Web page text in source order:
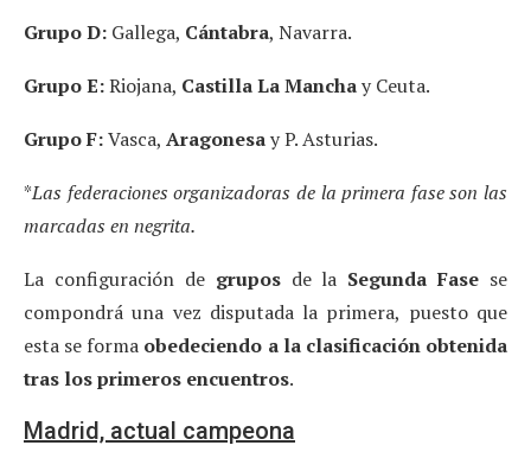
Grupo D: Gallega, Cántabra, Navarra.
Grupo E:Riojana, Castilla La Manchay Ceuta.
Grupo F:Vasca, Aragonesay P. Asturias.
*Las federaciones organizadoras de la primera fase son las
marcadas en negrita.
La configuración de gruposde la Segunda Fase se
compondrá una vez disputada la primera, puesto que
esta se forma obedeciendo a la clasificación obtenida
tras los primeros encuentros.
Madrid, actual campeona